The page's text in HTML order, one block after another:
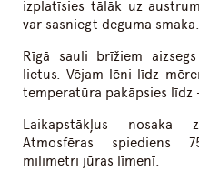
izplatīsies tālāk uz
var sasniegt deguma smaka.
Rīgā sauli brīžiem
lietus. Vējam lēni līdz
temperatūra pakāpsies līdz
Laikapstākļus nosaka
Atmosfēras spiediens
milimetri jūras līmenī.